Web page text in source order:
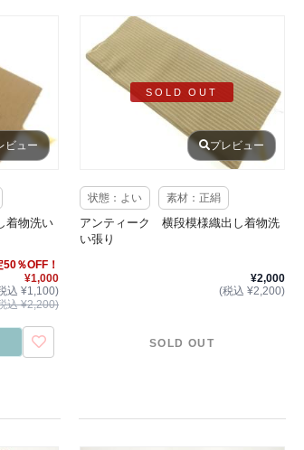
ビュー
着物洗い
％OFF！
¥1,000
込 ¥1,100)
込 ¥2,200)
SOLD OUT
プレビュー
状態：よい 素材：正絹
アンティーク 横段模様織出し着物洗
い張り
¥2,000
(税込 ¥2,200)
SOLD OUT